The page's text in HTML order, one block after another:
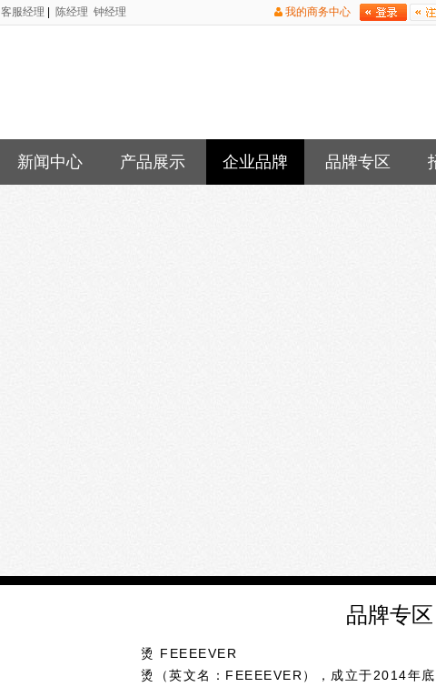
我的商务中心
服经理 陈经理 钟经理
新闻中心 产品展示 企业品牌 品牌专区
品牌专区
烫 FEEEEVER
烫（英文名：FEEEEVER），成立于2014年